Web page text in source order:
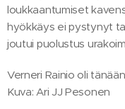
loukkaantumiset
hyökkäys ei pystynyt
joutui puolustus
Verneri Rainio oli
Kuva: Ari JJ Pesonen